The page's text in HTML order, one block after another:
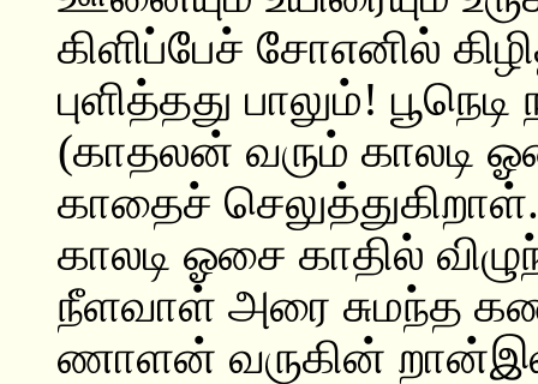
கிளிப்பேச் சோஎனில்
புளித்தது பாலும்!
(காதலன் வரும் காலடி
காதைச்
காலடி ஓசை காதில்
நீளவாள் அரை சுமந்த
ணாளன் வருகின்